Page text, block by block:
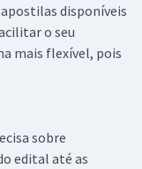
disponíveis
o seu
mais flexível, pois
sobre
edital até as